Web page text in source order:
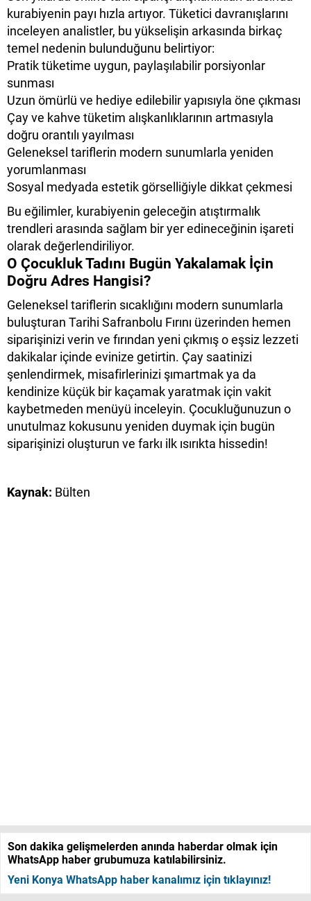
kurabiyenin payı hızla artıyor. Tüketici davranışlarını
inceleyen analistler, bu yükselişin arkasında birkaç
temel nedenin bulunduğunu belirtiyor:
Pratik tüketime uygun, paylaşılabilir porsiyonlar
sunması
Uzun ömürlü ve hediye edilebilir yapısıyla öne çıkması
Çay ve kahve tüketim alışkanlıklarının artmasıyla
doğru orantılı yayılması
Geleneksel tariflerin modern sunumlarla yeniden
yorumlanması
Sosyal medyada estetik görselliğiyle dikkat çekmesi
Bu eğilimler, kurabiyenin geleceğin atıştırmalık
trendleri arasında sağlam bir yer edineceğinin işareti
olarak değerlendiriliyor.
O Çocukluk Tadını Bugün Yakalamak İçin
Doğru Adres Hangisi?
Geleneksel tariflerin sıcaklığını modern sunumlarla
buluşturan Tarihi Safranbolu Fırını üzerinden hemen
siparişinizi verin ve fırından yeni çıkmış o eşsiz lezzeti
dakikalar içinde evinize getirtin. Çay saatinizi
şenlendirmek, misafirlerinizi şımartmak ya da
kendinize küçük bir kaçamak yaratmak için vakit
kaybetmeden menüyü inceleyin. Çocukluğunuzun o
unutulmaz kokusunu yeniden duymak için bugün
siparişinizi oluşturun ve farkı ilk ısırıkta hissedin!
Kaynak: Bülten
Son dakika gelişmelerden anında haberdar olmak için
WhatsApp haber grubumuza katılabilirsiniz.
Yeni Konya WhatsApp haber kanalımız için tıklayınız!